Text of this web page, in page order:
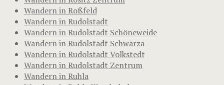
Wandern in Roßfeld
Wandern in Rudolstadt
Wandern in Rudolstadt Schöneweide
Wandern in Rudolstadt Schwarza
Wandern in Rudolstadt Volkstedt
Wandern in Rudolstadt Zentrum
Wandern in Ruhla